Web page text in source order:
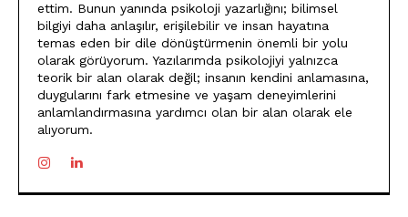
ettim. Bunun yanında psikoloji yazarlığını; bilimsel
bilgiyi daha anlaşılır, erişilebilir ve insan hayatına
temas eden bir dile dönüştürmenin önemli bir yolu
olarak görüyorum. Yazılarımda psikolojiyi yalnızca
teorik bir alan olarak değil; insanın kendini anlamasına,
duygularını fark etmesine ve yaşam deneyimlerini
anlamlandırmasına yardımcı olan bir alan olarak ele
alıyorum.